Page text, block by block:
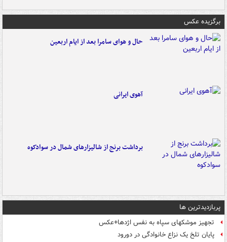
برگزیده عکس
حال و هوای سامرا بعد از ایام اربعین
آهوی ایرانی
برداشت برنج از شالیزارهای شمال در سوادکوه
پربازدیدترین ها
تجهیز موشکهای سپاه به نفس اژدها+عکس
پایان تلخ یک نزاع خانوادگی در دورود